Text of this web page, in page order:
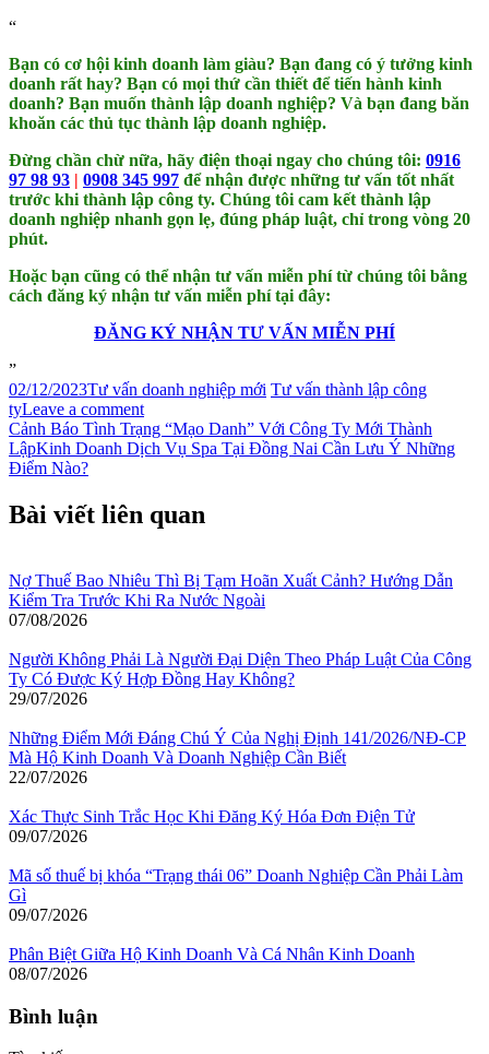
Bạn có cơ hội kinh doanh làm giàu? Bạn đang có ý tưởng kinh
doanh rất hay? Bạn có mọi thứ cần thiết để tiến hành kinh
doanh? Bạn muốn thành lập doanh nghiệp? Và bạn đang băn
khoăn các thủ tục thành lập doanh nghiệp.
Đừng chần chừ nữa, hãy điện thoại ngay cho chúng tôi: 0916
97 98 93 | 0908 345 997 để nhận được những tư vấn tốt nhất
trước khi thành lập công ty. Chúng tôi cam kết thành lập
doanh nghiệp nhanh gọn lẹ, đúng pháp luật, chỉ trong vòng 20
phút.
Hoặc bạn cũng có thể nhận tư vấn miễn phí từ chúng tôi bằng
cách đăng ký nhận tư vấn miễn phí tại đây:
ĐĂNG KÝ NHẬN TƯ VẤN MIỄN PHÍ
02/12/2023Tư vấn doanh nghiệp mới Tư vấn thành lập công
tyLeave a comment
Cảnh Báo Tình Trạng “Mạo Danh” Với Công Ty Mới Thành
LậpKinh Doanh Dịch Vụ Spa Tại Đồng Nai Cần Lưu Ý Những
Điểm Nào?
Bài viết liên quan
Nợ Thuế Bao Nhiêu Thì Bị Tạm Hoãn Xuất Cảnh? Hướng Dẫn
Kiểm Tra Trước Khi Ra Nước Ngoài
07/08/2026
Người Không Phải Là Người Đại Diện Theo Pháp Luật Của Công
Ty Có Được Ký Hợp Đồng Hay Không?
29/07/2026
Những Điểm Mới Đáng Chú Ý Của Nghị Định 141/2026/NĐ-CP
Mà Hộ Kinh Doanh Và Doanh Nghiệp Cần Biết
22/07/2026
Xác Thực Sinh Trắc Học Khi Đăng Ký Hóa Đơn Điện Tử
09/07/2026
Mã số thuế bị khóa “Trạng thái 06” Doanh Nghiệp Cần Phải Làm
Gì
09/07/2026
Phân Biệt Giữa Hộ Kinh Doanh Và Cá Nhân Kinh Doanh
08/07/2026
Bình luận